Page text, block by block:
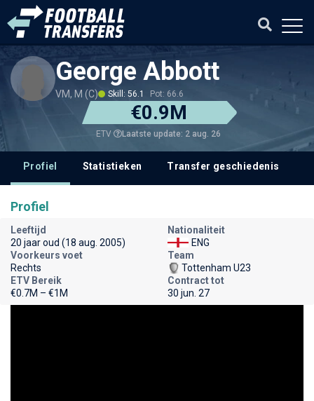
George Abbott
VM, M (C) Skill: 56.1 Pot: 66.6
€0.9M
ETV Laatste update: 2 aug. 26
Profiel Statistieken Transfer geschiedenis
Profiel
Leeftijd
20 jaar oud (18 aug. 2005)
Nationaliteit
ENG
Voorkeurs voet
Rechts
Team
Tottenham U23
ETV Bereik
€0.7M – €1M
Contract tot
30 jun. 27